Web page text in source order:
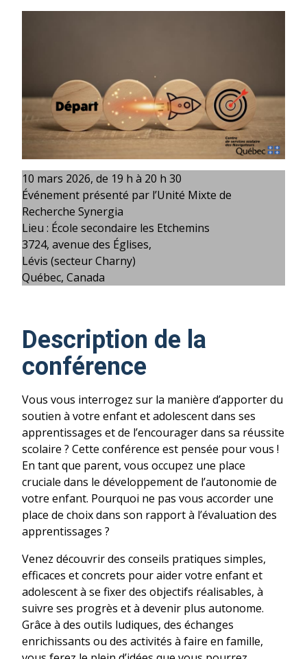
10 mars 2026, de 19 h à 20 h 30
Événement présenté par l’Unité Mixte de
Recherche Synergia
Lieu : École secondaire les Etchemins
3724, avenue des Églises,
Lévis (secteur Charny)
Québec, Canada
Description de la
conférence
Vous vous interrogez sur la manière d’apporter du
soutien à votre enfant et adolescent dans ses
apprentissages et de l’encourager dans sa réussite
scolaire ? Cette conférence est pensée pour vous !
En tant que parent, vous occupez une place
cruciale dans le développement de l’autonomie de
votre enfant. Pourquoi ne pas vous accorder une
place de choix dans son rapport à l’évaluation des
apprentissages ?
Venez découvrir des conseils pratiques simples,
efficaces et concrets pour aider votre enfant et
adolescent à se fixer des objectifs réalisables, à
suivre ses progrès et à devenir plus autonome.
Grâce à des outils ludiques, des échanges
enrichissants ou des activités à faire en famille,